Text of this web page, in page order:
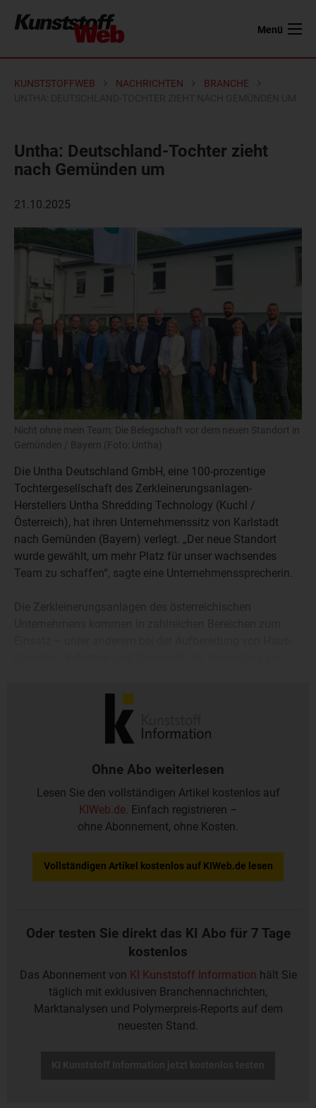
Menü
KUNSTSTOFFWEB NACHRICHTEN
BRANCHE
Untha: Deutschland-Tochter zieht
nach Gemünden um
21.10.2025
Nicht ohne mein Team: Die Belegschaft vor dem neuen Standort in
Gemünden / Bayern (Foto: Untha)
Die Untha Deutschland GmbH, eine 100-prozentige
Tochtergesellschaft des Zerkleinerungsanlagen-
Herstellers Untha Shredding Technology (Kuchl /
Österreich), hat ihren Unternehmenssitz von Karlstadt
nach Gemünden (Bayern) verlegt. „Der neue Standort
wurde gewählt, um mehr Platz für unser wachsendes
Team zu schaffen“, sagte eine Unternehmenssprecherin.
Die Zerkleinerungsanlagen des österreichischen
Kunststoffteilen, IBC-Behältern und Kunststofffässern.
Ohne Abo weiterlesen
Lesen Sie den vollständigen Artikel kostenlos auf
KIWeb.de. Einfach registrieren –
ohne Abonnement, ohne Kosten.
Vollständigen Artikel kostenlos auf KIWeb.de lesen
Oder testen Sie direkt das KI Abo für 7 Tage
kostenlos
Das Abonnement von KI Kunststoff Information hält Sie
täglich mit exklusiven Branchennachrichten,
Marktanalysen und Polymerpreis-Reports auf dem
neuesten Stand.